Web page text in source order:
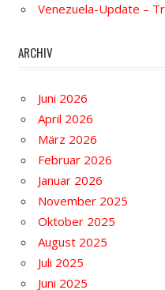
Venezuela-Update –
ARCHIV
Juni 2026
April 2026
März 2026
Februar 2026
Januar 2026
November 2025
Oktober 2025
August 2025
Juli 2025
Juni 2025